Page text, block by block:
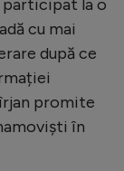
participat la o
cu mai
după ce
promite
în